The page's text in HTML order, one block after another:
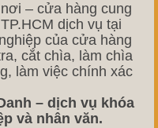
– cửa hàng cung
dịch vụ tại
của cửa hàng
cắt chìa, làm chìa
làm việc chính xác
– dịch vụ khóa
và nhân văn.